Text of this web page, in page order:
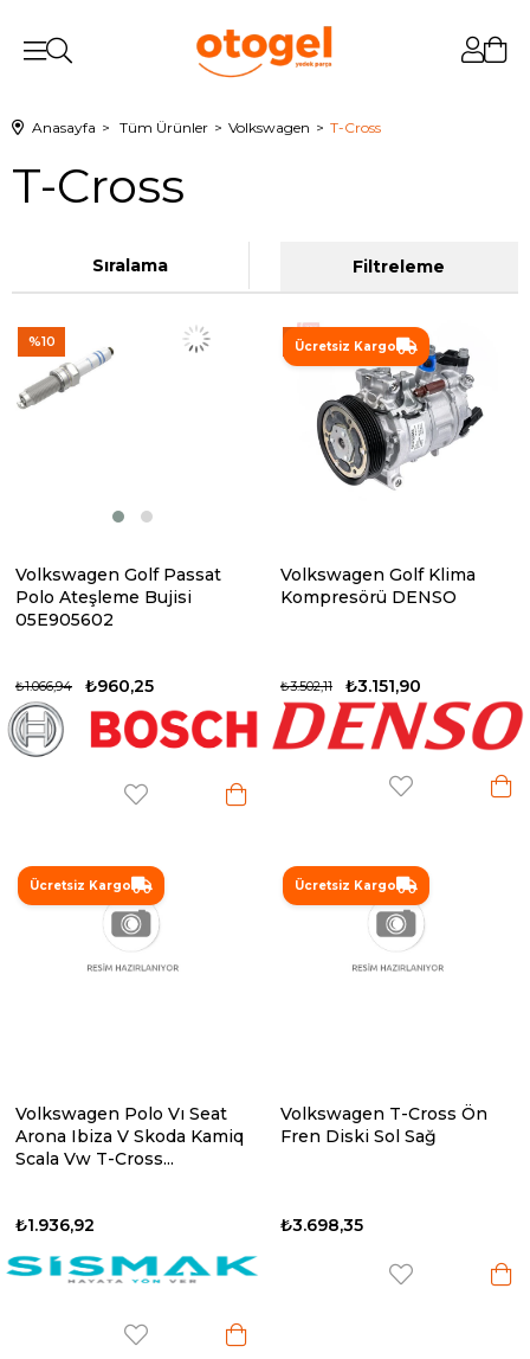
Anasayfa Tüm Ürünler Volkswagen T-Cross
T-Cross
Filtreleme
Sıralama
Volkswagen Golf Passat
Polo Ateşleme Bujisi
05E905602
₺960,25
₺1.066,94
%10 Ücretsiz Kargo
Volkswagen Golf Klima
Kompresörü DENSO
₺3.151,90
₺3.502,11
%10
Ücretsiz Kargo
Volkswagen Polo Vı Seat
Arona Ibiza V Skoda Kamiq
Scala Vw T-Cross...
₺1.936,92
Ücretsiz Kargo
Volkswagen T-Cross Ön
Fren Diski Sol Sağ
₺3.698,35